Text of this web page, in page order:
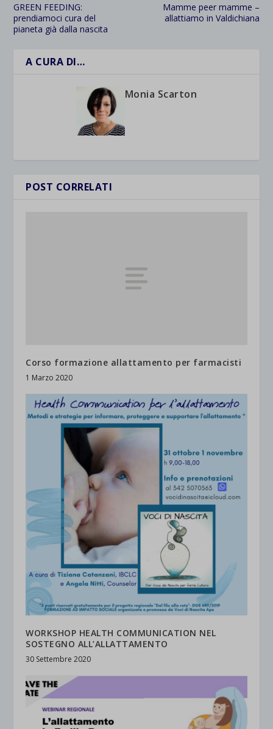
GREEN FEEDING:
prendiamoci cura del
pianeta già dalla nascita
Mamme peer mamme –
allattiamo in Valdichiana
A CURA DI…
Monia Scarton
POST CORRELATI
Corso formazione allattamento per farmacisti
1 Marzo 2020
WORKSHOP HEALTH COMMUNICATION NEL
SOSTEGNO ALL’ALLATTAMENTO
30 Settembre 2020